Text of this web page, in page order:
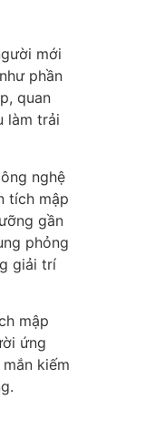
mới
phần
quan
làm trải
nghệ
tích mập
gần
phỏng
giải trí
mập
ứng
kiếm